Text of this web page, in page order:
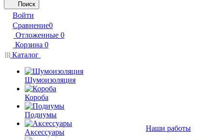
Поиск
Войти
Сравнение0
Отложенные 0
Корзина 0
Каталог
Шумоизоляция
Короба
Подиумы
Аксессуары
Наши работы